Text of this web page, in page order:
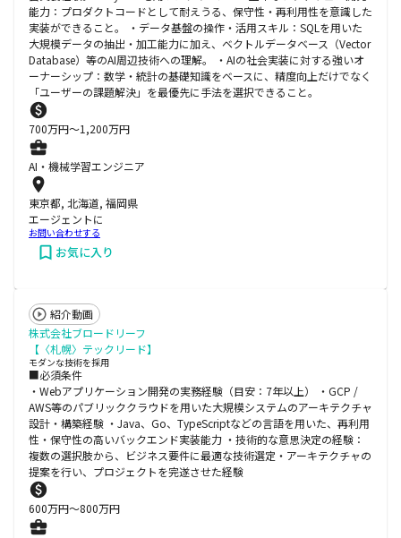
能力：プロダクトコードとして耐えうる、保守性・再利用性を意識した
実装ができること。 ・データ基盤の操作・活用スキル：SQLを用いた
大規模データの抽出・加工能力に加え、ベクトルデータベース（Vector
Database）等のAI周辺技術への理解。 ・AIの社会実装に対する強いオ
ーナーシップ：数学・統計の基礎知識をベースに、精度向上だけでなく
「ユーザーの課題解決」を最優先に手法を選択できること。
700万円〜1,200万円
AI・機械学習エンジニア
東京都, 北海道, 福岡県
エージェントに
お問い合わせする
お気に入り
紹介動画
株式会社ブロードリーフ
【〈札幌〉テックリード】
モダンな技術を採用
■必須条件
・Webアプリケーション開発の実務経験（目安：7年以上） ・GCP /
AWS等のパブリッククラウドを用いた大規模システムのアーキテクチャ
設計・構築経験 ・Java、Go、TypeScriptなどの言語を用いた、再利用
性・保守性の高いバックエンド実装能力 ・技術的な意思決定の経験：
複数の選択肢から、ビジネス要件に最適な技術選定・アーキテクチャの
提案を行い、プロジェクトを完遂させた経験
600万円〜800万円